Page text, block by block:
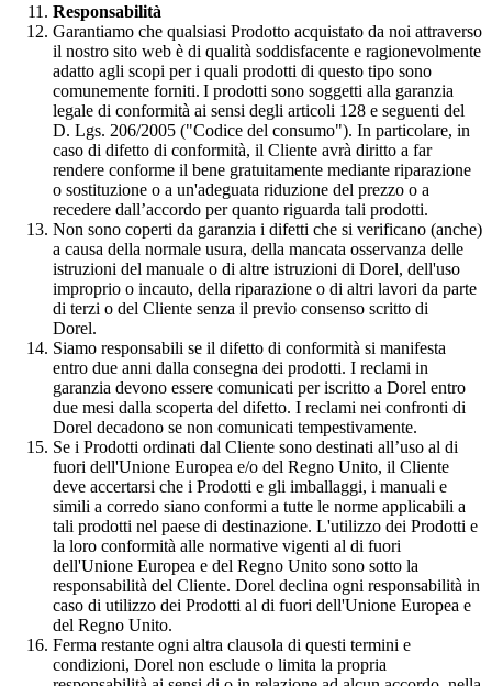
Responsabilità
Garantiamo che qualsiasi Prodotto acquistato da noi attraverso
il nostro sito web è di qualità soddisfacente e ragionevolmente
adatto agli scopi per i quali prodotti di questo tipo sono
comunemente forniti. I prodotti sono soggetti alla garanzia
legale di conformità ai sensi degli articoli 128 e seguenti del
D. Lgs. 206/2005 ("Codice del consumo"). In particolare, in
caso di difetto di conformità, il Cliente avrà diritto a far
rendere conforme il bene gratuitamente mediante riparazione
o sostituzione o a un'adeguata riduzione del prezzo o a
recedere dall’accordo per quanto riguarda tali prodotti.
Non sono coperti da garanzia i difetti che si verificano (anche)
a causa della normale usura, della mancata osservanza delle
istruzioni del manuale o di altre istruzioni di Dorel, dell'uso
improprio o incauto, della riparazione o di altri lavori da parte
di terzi o del Cliente senza il previo consenso scritto di
Dorel.
Siamo responsabili se il difetto di conformità si manifesta
entro due anni dalla consegna dei prodotti. I reclami in
garanzia devono essere comunicati per iscritto a Dorel entro
due mesi dalla scoperta del difetto. I reclami nei confronti di
Dorel decadono se non comunicati tempestivamente.
Se i Prodotti ordinati dal Cliente sono destinati all’uso al di
fuori dell'Unione Europea e/o del Regno Unito, il Cliente
deve accertarsi che i Prodotti e gli imballaggi, i manuali e
simili a corredo siano conformi a tutte le norme applicabili a
tali prodotti nel paese di destinazione. L'utilizzo dei Prodotti e
la loro conformità alle normative vigenti al di fuori
dell'Unione Europea e del Regno Unito sono sotto la
responsabilità del Cliente. Dorel declina ogni responsabilità in
caso di utilizzo dei Prodotti al di fuori dell'Unione Europea e
del Regno Unito.
Ferma restante ogni altra clausola di questi termini e
condizioni, Dorel non esclude o limita la propria